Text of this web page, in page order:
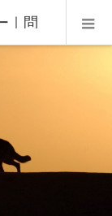
｜問